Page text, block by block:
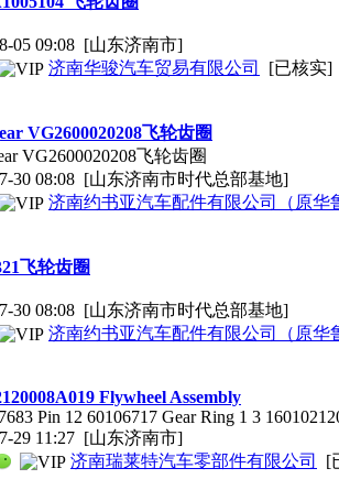
05 09:08 [山东济南市]
济南华骏汽车贸易有限公司
[已核实]
VG2600020208飞轮齿圈
VG2600020208飞轮齿圈
30 08:08 [山东济南市时代总部基地]
济南约书亚汽车配件有限公司（原华
飞轮齿圈
30 08:08 [山东济南市时代总部基地]
济南约书亚汽车配件有限公司（原华
Flywheel Assembly
Pin 12 60106717 Gear Ring 1 3
29 11:27 [山东济南市]
济南瑞莱特汽车零部件有限公司
[